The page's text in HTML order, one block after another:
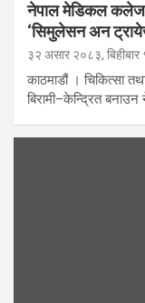
नेपाल मेडिकल कलेजका
‘सिमुलेसन अन
३२ असार २०८३,
काठमाडौं । चिकित्सा
बिरामी–केन्द्रित